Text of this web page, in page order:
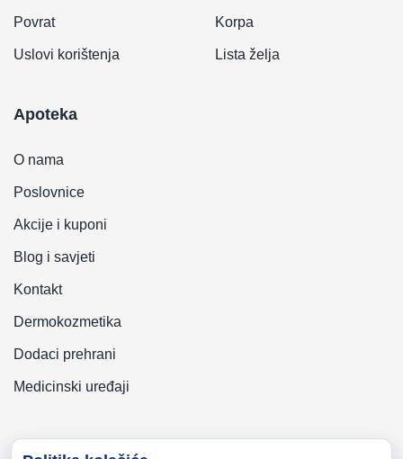
Povrat
Uslovi korištenja
Korpa
Lista želja
Apoteka
O nama
Poslovnice
Akcije i kuponi
Blog i savjeti
Kontakt
Dermokozmetika
Dodaci prehrani
Medicinski uređaji